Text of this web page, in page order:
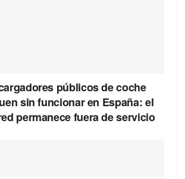
públicos de coche
sin funcionar en España: el
permanece fuera de servicio